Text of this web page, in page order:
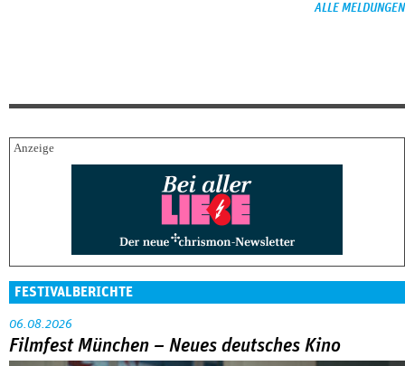
ALLE MELDUNGEN
FESTIVALBERICHTE
06.08.2026
Filmfest München – Neues deutsches Kino